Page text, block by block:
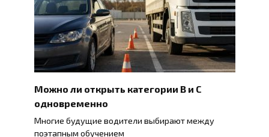
Можно ли открыть категории B и C
одновременно
Многие будущие водители выбирают между
поэтапным обучением